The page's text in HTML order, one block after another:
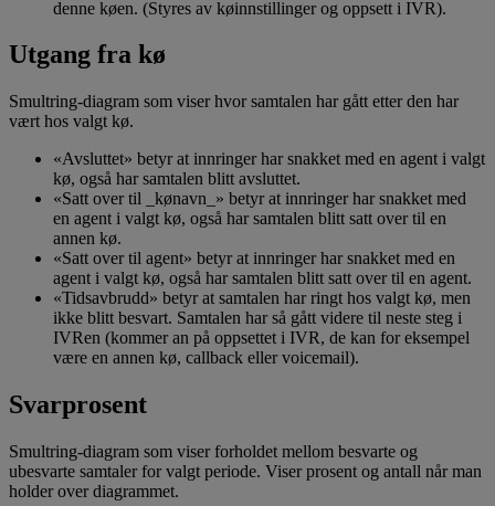
denne køen. (Styres av køinnstillinger og oppsett i IVR).
Utgang fra kø
Smultring-diagram som viser hvor samtalen har gått etter den har
vært hos valgt kø.
«Avsluttet» betyr at innringer har snakket med en agent i valgt
kø, også har samtalen blitt avsluttet.
«Satt over til _kønavn_» betyr at innringer har snakket med
en agent i valgt kø, også har samtalen blitt satt over til en
annen kø.
«Satt over til agent» betyr at innringer har snakket med en
agent i valgt kø, også har samtalen blitt satt over til en agent.
«Tidsavbrudd» betyr at samtalen har ringt hos valgt kø, men
ikke blitt besvart. Samtalen har så gått videre til neste steg i
IVRen (kommer an på oppsettet i IVR, de kan for eksempel
være en annen kø, callback eller voicemail).
Svarprosent
Smultring-diagram som viser forholdet mellom besvarte og
ubesvarte samtaler for valgt periode. Viser prosent og antall når man
holder over diagrammet.